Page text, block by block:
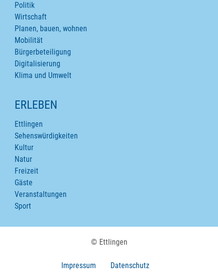
Politik
Wirtschaft
Planen, bauen, wohnen
Mobilität
Bürgerbeteiligung
Digitalisierung
Klima und Umwelt
ERLEBEN
Ettlingen
Sehenswürdigkeiten
Kultur
Natur
Freizeit
Gäste
Veranstaltungen
Sport
© Ettlingen
Impressum
Datenschutz